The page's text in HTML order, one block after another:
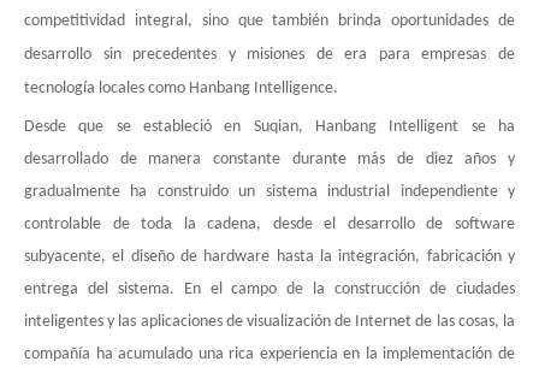
competitividad integral, sino que también brinda oportunidades de
desarrollo sin precedentes y misiones de era para empresas de
tecnología locales como Hanbang Intelligence.
Desde que se estableció en Suqian, Hanbang Intelligent se ha
desarrollado de manera constante durante más de diez años y
gradualmente ha construido un sistema industrial independiente y
controlable de toda la cadena, desde el desarrollo de software
subyacente, el diseño de hardware hasta la integración, fabricación y
entrega del sistema. En el campo de la construcción de ciudades
inteligentes y las aplicaciones de visualización de Internet de las cosas, la
compañía ha acumulado una rica experiencia en la implementación de